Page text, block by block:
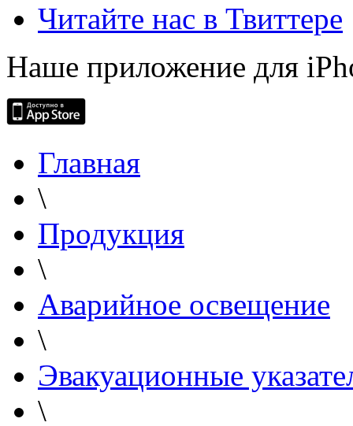
Читайте нас в Твиттере
Наше приложение для
Главная
\
Продукция
\
Аварийное освещение
\
Эвакуационные
\